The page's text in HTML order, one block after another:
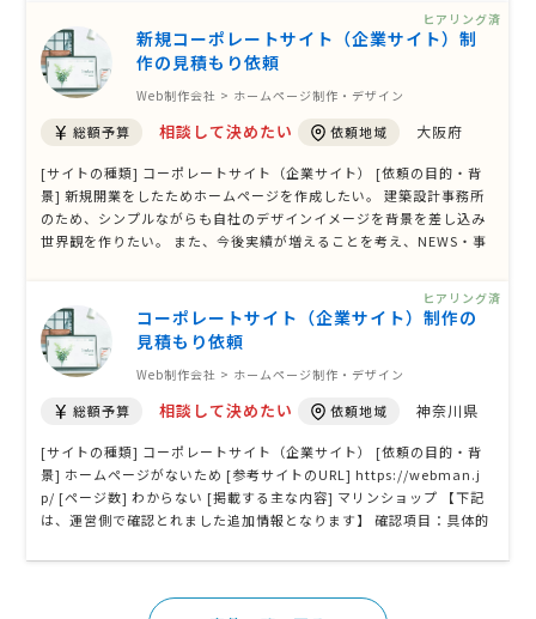
バナー？ 選ばれ …新規コーポレートサイト（企業サイト）制
作の見積もり依頼
Web制作会社 > ホームページ制作・デザイン
総額予算 相談して決めたい 依頼地域 大阪府
[サイトの種類] コーポレートサイト（企業サイト） [依頼の目的・背
景] 新規開業をしたためホームページを作成したい。 建築設計事務所
のため、シンプルながらも自社のデザインイメージを背景を差し込み
世界観を作りたい。 また、今後実績が増えることを考え、NEWS・事
P [掲載する主な内容] …
ヒアリング済
コーポレートサイト（企業サイト）制作の
見積もり依頼
Web制作会社 > ホームページ制作・デザイン
総額予算 相談して決めたい 依頼地域 神奈川県
[サイトの種類] コーポレートサイト（企業サイト） [依頼の目的・背
景] ホームページがないため [参考サイトのURL] https://webman.j
p/ [ページ数] わからない [掲載する主な内容] マリンショップ 【下記
は、運営側で確認とれました追加情報となります】 確認項目：具体的
決まっておらず、詳細は把握できていません。参考にしているホーム
ヒアリング済